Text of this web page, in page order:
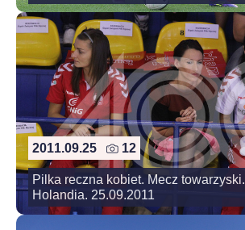
2011.09.25 12
Pilka reczna kobiet. Mecz
Holandia. 25.09.2011